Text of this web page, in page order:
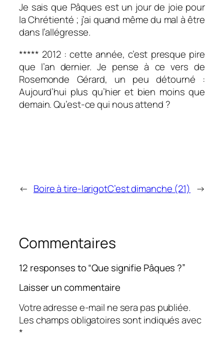
Je sais que Pâques est un jour de joie pour
la Chrétienté ; j’ai quand même du mal à être
dans l’allégresse.
***** 2012 : cette année, c’est presque pire
que l’an dernier. Je pense à ce vers de
Rosemonde Gérard, un peu détourné :
Aujourd’hui plus qu’hier et bien moins que
demain.Qu’est-ce qui nous attend ?
← Boire à tire-larigotC’est dimanche (21) →
Commentaires
12 responses to “Que signifie Pâques ?”
Laisser un commentaire
Votre adresse e-mail ne sera pas publiée.
Les champs obligatoires sont indiqués avec
*